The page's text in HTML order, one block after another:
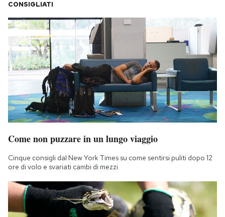
CONSIGLIATI
Come non puzzare in un lungo viaggio
Cinque consigli dal New York Times su come sentirsi puliti dopo 12
ore di volo e svariati cambi di mezzi